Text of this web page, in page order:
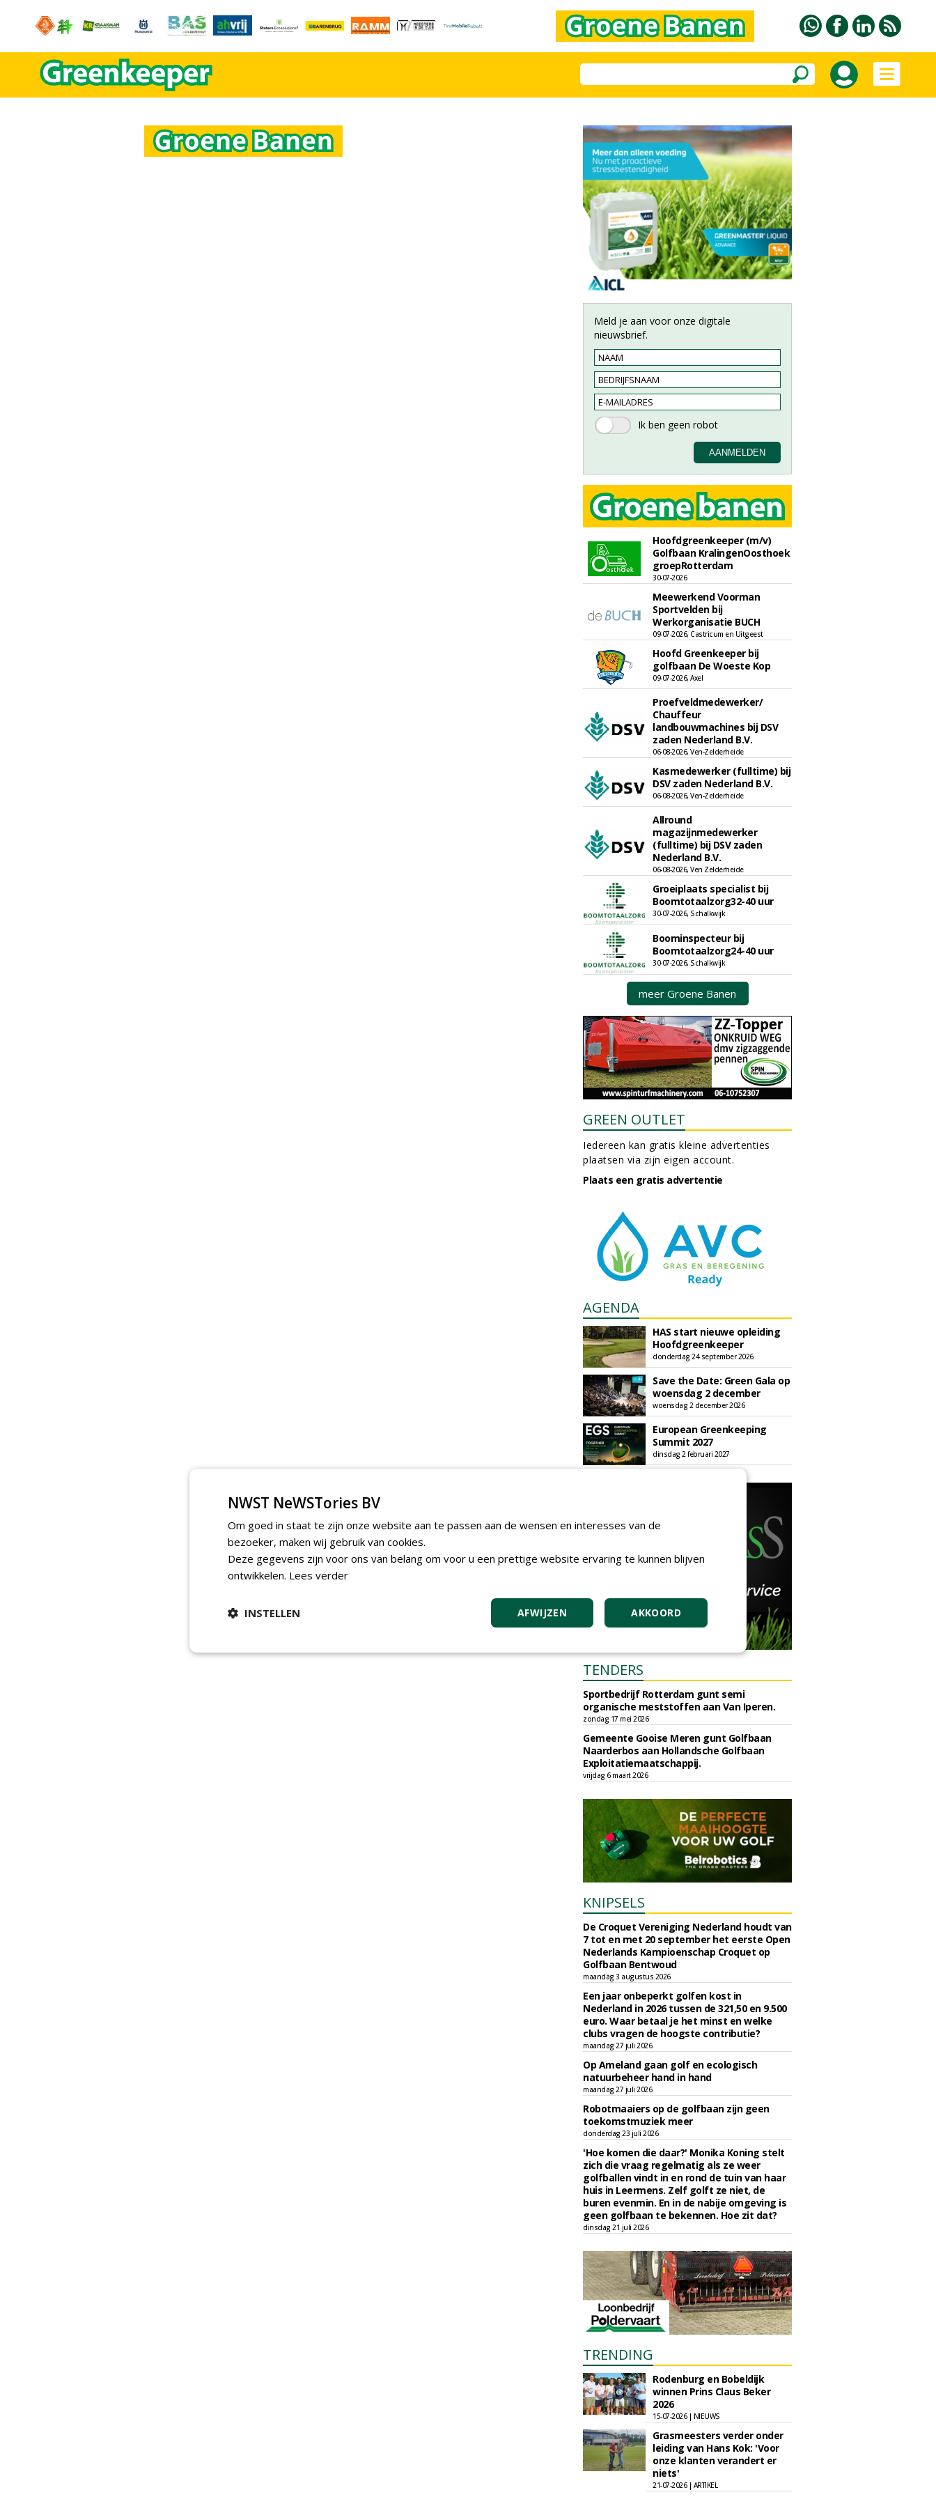
Meld je aan voor onze digitale
nieuwsbrief.
Hoofdgreenkeeper (m/v)
Golfbaan KralingenOosthoek
groepRotterdam
30-07-2026
Meewerkend Voorman
Sportvelden bij
Werkorganisatie BUCH
09-07-2026, Castricum en Uitgeest
Hoofd Greenkeeper bij
golfbaan De Woeste Kop
09-07-2026, Axel
Proefveldmedewerker/
Chauffeur
landbouwmachines bij DSV
zaden Nederland B.V.
06-08-2026, Ven-Zelderheide
Kasmedewerker (fulltime) bij
DSV zaden Nederland B.V.
06-08-2026, Ven-Zelderheide
Allround
magazijnmedewerker
(fulltime) bij DSV zaden
Nederland B.V.
06-08-2026, Ven Zelderheide
Groeiplaats specialist bij
Boomtotaalzorg32-40 uur
30-07-2026, Schalkwijk
Boominspecteur bij
Boomtotaalzorg24-40 uur
30-07-2026, Schalkwijk
meer Groene Banen
GREEN OUTLET
Iedereen kan gratis kleine advertenties
plaatsen via zijn eigen account.
Plaats een gratis advertentie
AGENDA
HAS start nieuwe opleiding
Hoofdgreenkeeper
donderdag 24 september 2026
Save the Date: Green Gala op
woensdag 2 december
woensdag 2 december 2026
European Greenkeeping
Summit 2027
dinsdag 2 februari 2027
TENDERS
Sportbedrijf Rotterdam gunt semi
organische meststoffen aan Van Iperen.
zondag 17 mei 2026
Gemeente Gooise Meren gunt Golfbaan
Naarderbos aan Hollandsche Golfbaan
Exploitatiemaatschappij.
vrijdag 6 maart 2026
KNIPSELS
De Croquet Vereniging Nederland houdt van
7 tot en met 20 september het eerste Open
Nederlands Kampioenschap Croquet op
Golfbaan Bentwoud
maandag 3 augustus 2026
Een jaar onbeperkt golfen kost in
Nederland in 2026 tussen de 321,50 en 9.500
euro. Waar betaal je het minst en welke
clubs vragen de hoogste contributie?
maandag 27 juli 2026
Op Ameland gaan golf en ecologisch
natuurbeheer hand in hand
maandag 27 juli 2026
Robotmaaiers op de golfbaan zijn geen
toekomstmuziek meer
donderdag 23 juli 2026
'Hoe komen die daar?' Monika Koning stelt
zich die vraag regelmatig als ze weer
golfballen vindt in en rond de tuin van haar
huis in Leermens. Zelf golft ze niet, de
buren evenmin. En in de nabije omgeving is
geen golfbaan te bekennen. Hoe zit dat?
dinsdag 21 juli 2026
TRENDING
Rodenburg en Bobeldijk
winnen Prins Claus Beker
2026
15-07-2026 | NIEUWS
Grasmeesters verder onder
leiding van Hans Kok: 'Voor
onze klanten verandert er
niets'
21-07-2026 | ARTIKEL
NWST NeWSTories BV
Om goed in staat te zijn onze website aan te passen aan de wensen en interesses van de
bezoeker, maken wij gebruik van cookies.
Deze gegevens zijn voor ons van belang om voor u een prettige website ervaring te kunnen blijven
ontwikkelen. Lees verder
AKKOORD
AFWIJZEN
INSTELLEN